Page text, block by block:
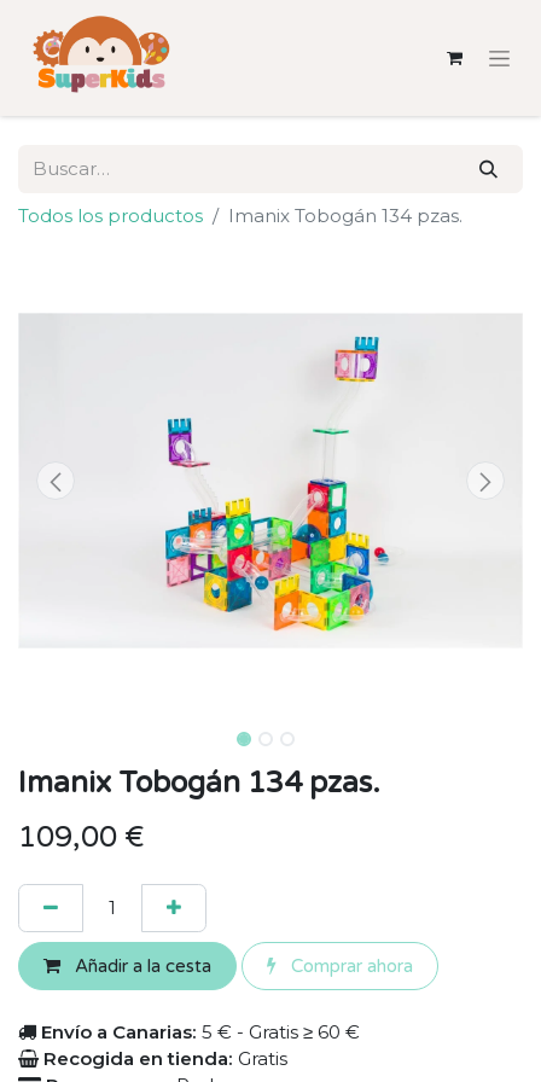
Todos los productos Imanix Tobogán 134 pzas.
Imanix Tobogán 134 pzas.
109,00 €
Añadir a la cesta Comprar ahora
Envío a Canarias: 5 € - Gratis ≥ 60 €
Recogida en tienda: Gratis